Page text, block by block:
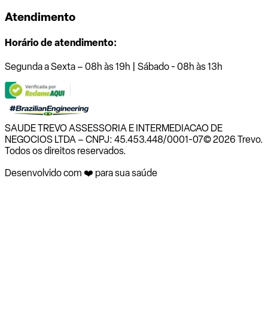
Atendimento
Horário de atendimento:
Segunda a Sexta – 08h às 19h | Sábado - 08h às 13h
SAUDE TREVO ASSESSORIA E INTERMEDIACAO DE
NEGOCIOS LTDA – CNPJ: 45.453.448/0001-07© 2026 Trevo.
Todos os direitos reservados.
Desenvolvido com ❤️ para sua saúde